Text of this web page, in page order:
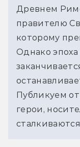
Древнем
правителю
которому
Однако
Публикуем
герои,